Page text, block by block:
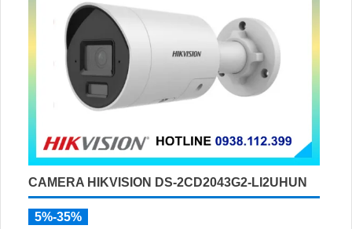
CAMERA HIKVISION DS-2CD2043G2-LI2UHUN
5%-35%